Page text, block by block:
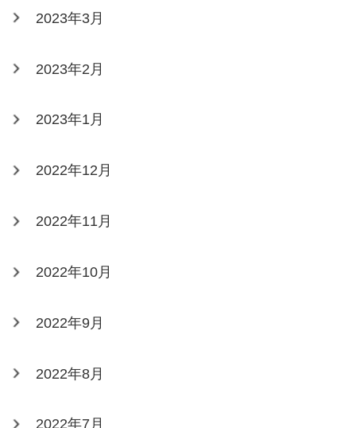
2023年3月
2023年2月
2023年1月
2022年12月
2022年11月
2022年10月
2022年9月
2022年8月
2022年7月